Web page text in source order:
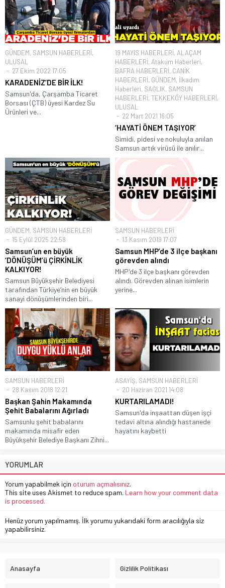
GÜNDEM, SAMSUN HABERLERİ,
ULUSAL
27 Ekim 2022 17:05
KARADENİZ’DE BİR İLK!
Samsun'da, Çarşamba Ticaret
Borsası (ÇTB) üyesi Kardez Su
Ürünleri ve...
19 MAYIS HABERLERİ, ALAÇAM
HABERLERİ, Atakum Haberleri,
BAFRA HABERLERİ, CANİK
HABERLERİ, GÜNDEM, İlkadım
Haberleri, SAĞLIK, SAMSUN
HABERLERİ, TEKKEKÖY HABERLERİ,
ULUSAL
22 Mart 2021 16:05
‘HAYATİ ÖNEM TAŞIYOR’
Simidi, pidesi ve nokuluyla anılan
Samsun artık virüsü ile anılır...
GÜNDEM, SAMSUN HABERLERİ
15 Eylül 2025 22:58
Samsun’un en büyük
‘DÖNÜŞÜM’ü ÇİRKİNLİK
KALKIYOR!
Samsun Büyükşehir Belediyesi
tarafından Türkiye’nin en büyük
sanayi dönüşümlerinden biri...
SAMSUN HABERLERİ
13 Kasım 2019 17:07
Samsun MHP’de 3 ilçe başkanı
görevden alındı
MHP'de 3 ilçe başkanı görevden
alındı. Görevden alınan isimlerin
yerine...
SAMSUN HABERLERİ
28 Kasım 2018 12:21
Başkan Şahin Makamında
Şehit Babalarını Ağırladı
Samsunlu şehit babalarını
makamında misafir eden
Büyükşehir Belediye Başkanı Zihni...
ASAYİŞ, SAMSUN HABERLERİ
20 Haziran 2021 14:08
KURTARILAMADI!
Samsun'da inşaattan düşen işçi
tedavi altına alındığı hastanede
hayatını kaybetti
YORUMLAR
Yorum yapabilmek için oturum açmalısınız.
This site uses Akismet to reduce spam. Learn how your comment data
is processed.
Henüz yorum yapılmamış. İlk yorumu yukarıdaki form aracılığıyla siz
yapabilirsiniz.
Anasayfa Gizlilik Politikası